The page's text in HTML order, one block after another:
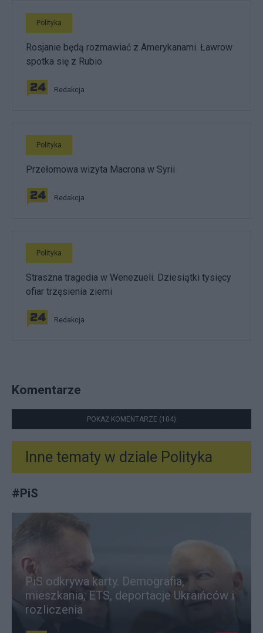
Polityka
Rosjanie będą rozmawiać z Amerykanami. Ławrow
spotka się z Rubio
Redakcja
Polityka
Przełomowa wizyta Macrona w Syrii
Redakcja
Polityka
Straszna tragedia w Wenezueli. Dziesiątki tysięcy
ofiar trzęsienia ziemi
Redakcja
Komentarze
POKAŻ KOMENTARZE (104)
Inne tematy w dziale Polityka
#PiS
PiS odkrywa karty. Demografia,
mieszkania, ETS, deportacje Ukraińców i
rozliczenia